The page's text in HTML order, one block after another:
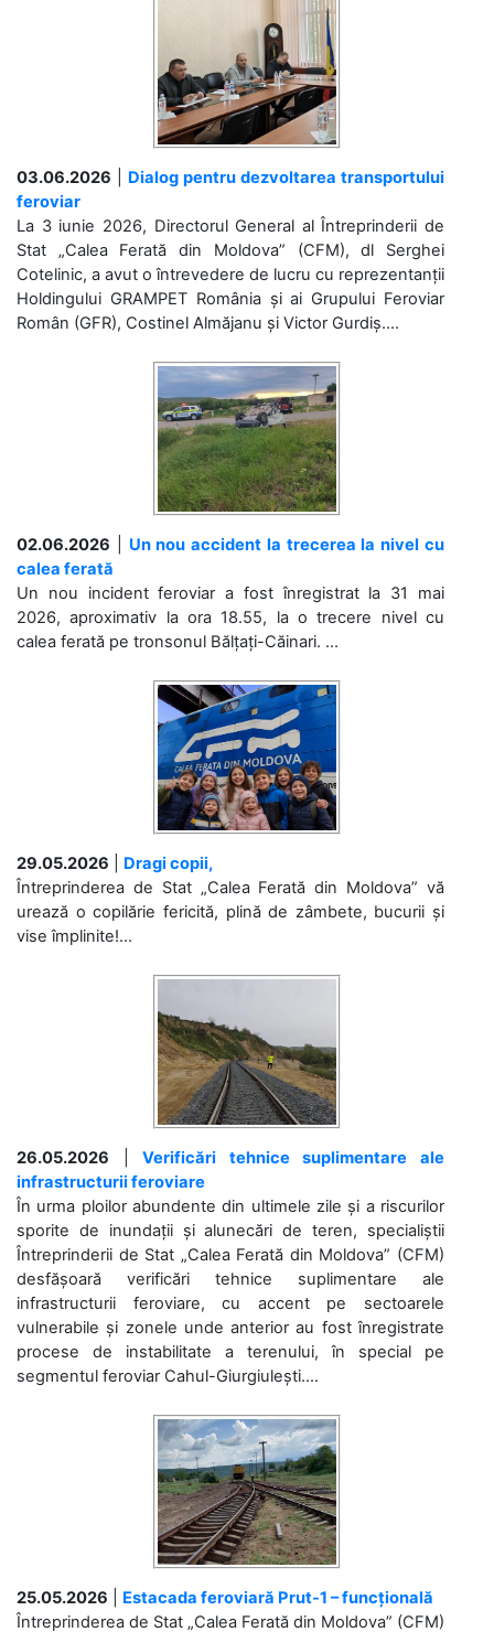
03.06.2026
Dialog pentru dezvoltarea transportului
feroviar
La 3 iunie 2026, Directorul General al Întreprinderii de
Stat „Calea Ferată din Moldova” (CFM), dl Serghei
Cotelinic, a avut o întrevedere de lucru cu reprezentanții
Holdingului GRAMPET România și ai Grupului Feroviar
Român (GFR), Costinel Almăjanu și Victor Gurdiș....
02.06.2026
Un nou accident la trecerea la nivel cu
calea ferată
Un nou incident feroviar a fost înregistrat la 31 mai
2026, aproximativ la ora 18.55, la o trecere nivel cu
calea ferată pe tronsonul Bălțați-Căinari. ...
29.05.2026
Dragi copii,
Întreprinderea de Stat „Calea Ferată din Moldova” vă
urează o copilărie fericită, plină de zâmbete, bucurii și
vise împlinite!...
26.05.2026 |Verificări tehnice suplimentare ale
infrastructurii feroviare
În urma ploilor abundente din ultimele zile și a riscurilor
sporite de inundații și alunecări de teren, specialiștii
Întreprinderii de Stat „Calea Ferată din Moldova” (CFM)
desfășoară verificări tehnice suplimentare ale
infrastructurii feroviare, cu accent pe sectoarele
vulnerabile și zonele unde anterior au fost înregistrate
procese de instabilitate a terenului, în special pe
segmentul feroviar Cahul-Giurgiulești....
25.05.2026
Estacada feroviară Prut-1 – funcțională
Întreprinderea de Stat „Calea Ferată din Moldova” (CFM)